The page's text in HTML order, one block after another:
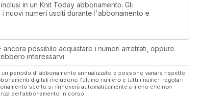
in un Knit Today abbonamento. Gli
nuovi numeri usciti durante l'abbonamento e
possibile acquistare i numeri arretrati, oppure
interessarvi.
periodo di abbonamento annualizzato e possono variare rispetto
digitali includono l'ultimo numero e tutti i numeri regolari
scelto si rinnoverà automaticamente a meno che non
dell'abbonamento in corso.